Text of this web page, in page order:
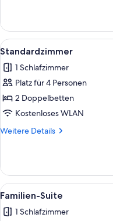
1
Queen-
Bett
Alle
Fotos
für
Standardzimmer
anzeigen
4
Standardzimmer
1 Schlafzimmer
Platz für 4 Personen
2 Doppelbetten
Kostenloses WLAN
Weitere Details
Weitere
Alle
Fotos
für
5
Familien-Suite
1 Schlafzimmer